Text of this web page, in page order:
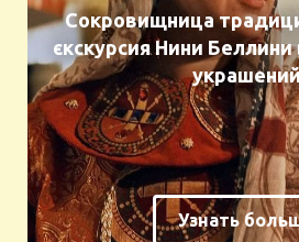
Сокровищница
єкскурсия Нини
Узнать